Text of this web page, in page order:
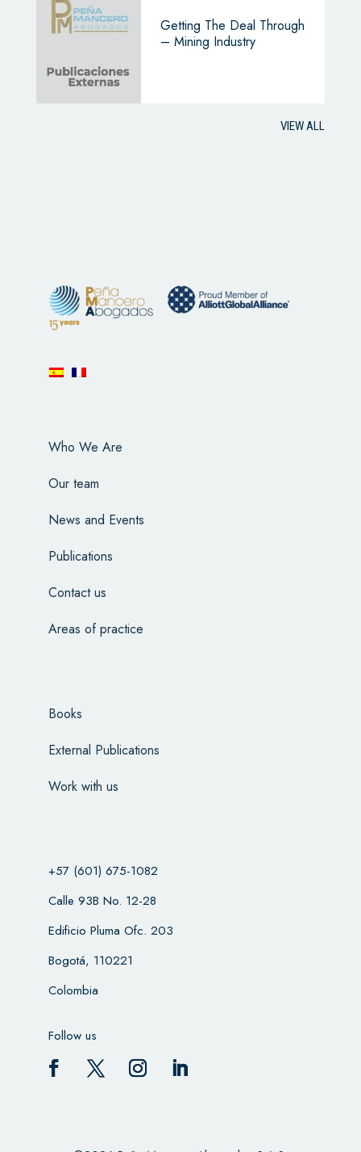
Getting The Deal Through
– Mining Industry
VIEW ALL
Who We Are
Our team
News and Events
Publications
Contact us
Areas of practice
Books
External Publications
Work with us
+57 (601) 675-1082
Calle 93B No. 12-28
Edificio Pluma Ofc. 203
Bogotá, 110221
Colombia
Follow us